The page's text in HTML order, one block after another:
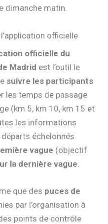
dimanche matin.
officielle
officielle du
Madrid est l’outil le
suivre les participants
les temps de passage
(km 5, km 10, km 15 et
les informations
échelonnés
vague (objectif
la dernière vague
que des puces de
par l’organisation à
points de contrôle